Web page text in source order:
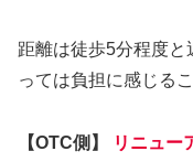
距離は徒歩5分程度と
っては負担に感じる
【OTC側】
リニュー